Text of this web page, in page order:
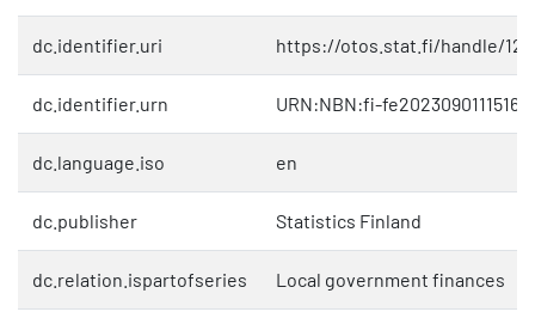
dc.identifier.uri https://otos.stat.fi/handle/
dc.identifier.urn URN:NBN:fi-fe20230901115167
dc.language.iso en
dc.publisher Statistics Finland
dc.relation.ispartofseries Local government finances